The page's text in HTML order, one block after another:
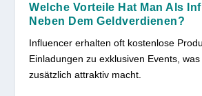
Welche Vorteile Hat Man Als
Neben Dem Geldverdienen?
Influencer erhalten oft kostenlose
Einladungen zu exklusiven Events,
zusätzlich attraktiv macht.